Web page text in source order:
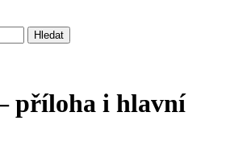
Hledat
příloha i hlavní